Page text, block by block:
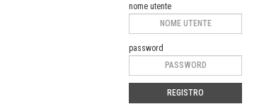
nome utente
password
REGISTRO